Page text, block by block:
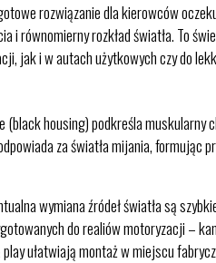
rozwiązanie dla kierowców
rozkład światła. To
jak i w autach użytkowych czy do
housing) podkreśla
za światła mijania, formując
wymiana źródeł światła są
do realiów motoryzacji –
ułatwiają montaż w miejscu